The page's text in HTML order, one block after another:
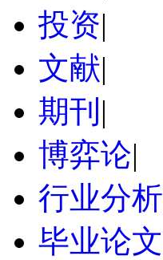
投资|
文献|
期刊 |
博弈论|
行业分析
毕业论文